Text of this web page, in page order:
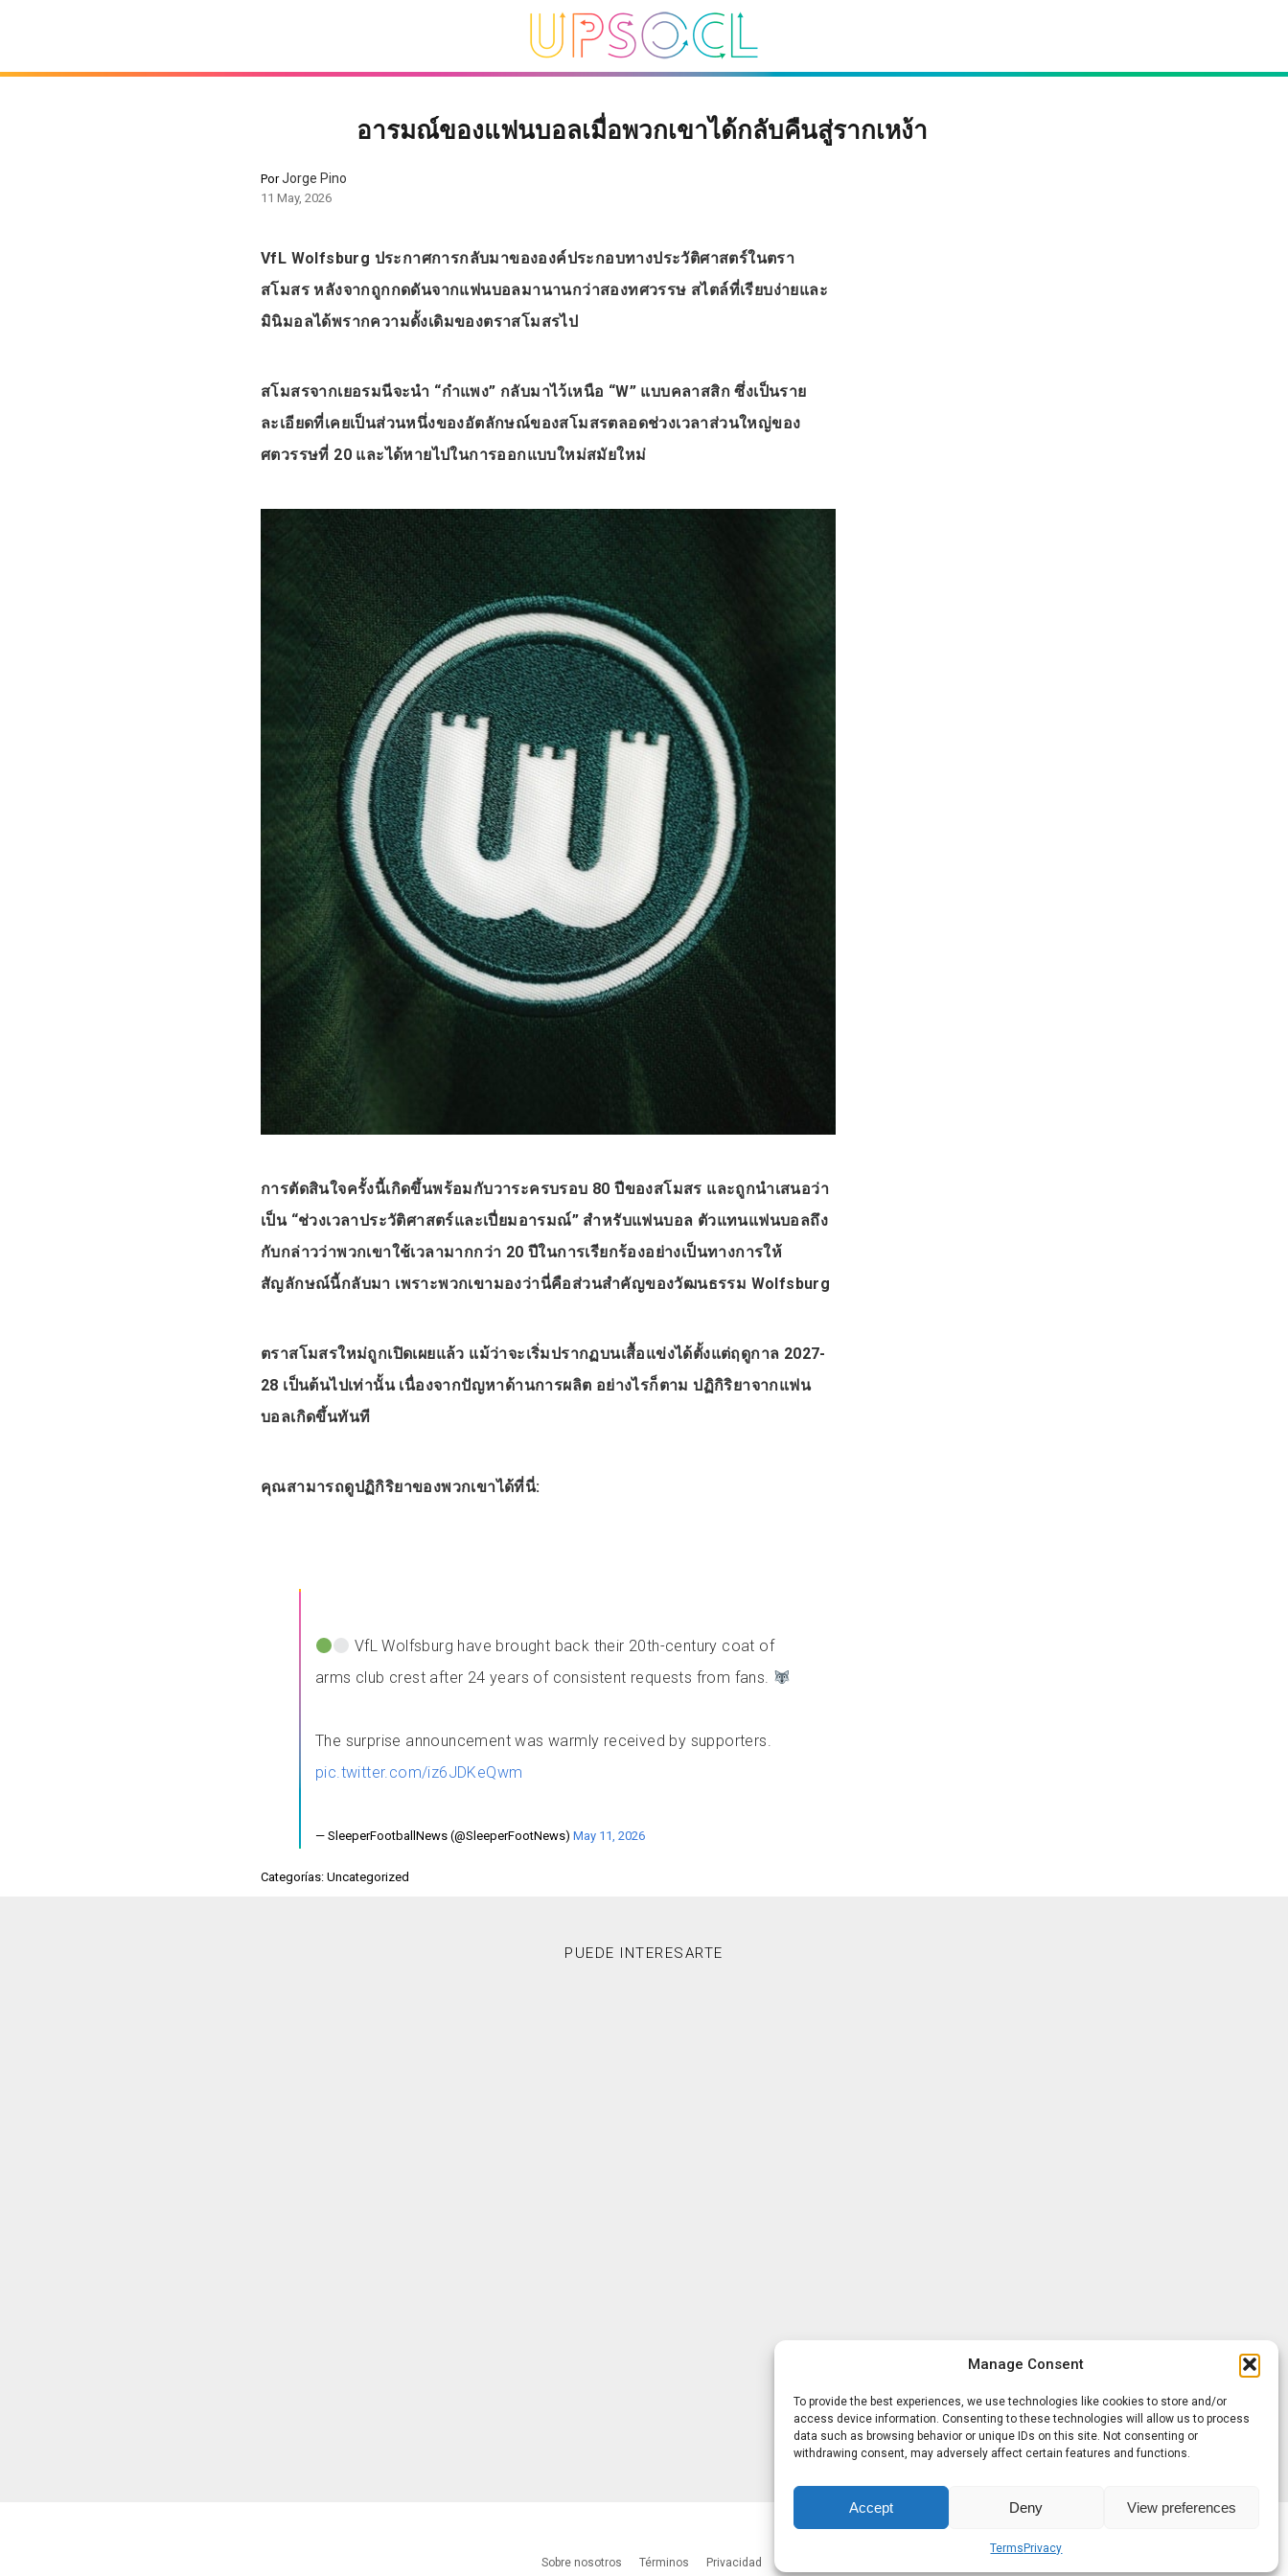
Manage Consent
To provide the best experiences, we use technologies like cookies to store and/or
access device information. Consenting to these technologies will allow us to process
data such as browsing behavior or unique IDs on this site. Not consenting or
withdrawing consent, may adversely affect certain features and functions.
Accept Deny View preferences
Terms Privacy
อารมณ์ของแฟนบอลเมื่อพวกเขาได้กลับคืนสู่รากเหง้า
PorJorge Pino
11 May, 2026
VfL Wolfsburg ประกาศการกลับมาขององค์ประกอบทางประวัติศาสตร์ในตรา
สโมสร หลังจากถูกกดดันจากแฟนบอลมานานกว่าสองทศวรรษ สไตล์ที่เรียบง่ายและ
มินิมอลได้พรากความดั้งเดิมของตราสโมสรไป
สโมสรจากเยอรมนีจะนำ “กำแพง” กลับมาไว้เหนือ “W” แบบคลาสสิก ซึ่งเป็นราย
ละเอียดที่เคยเป็นส่วนหนึ่งของอัตลักษณ์ของสโมสรตลอดช่วงเวลาส่วนใหญ่ของ
ศตวรรษที่ 20 และได้หายไปในการออกแบบใหม่สมัยใหม่
การตัดสินใจครั้งนี้เกิดขึ้นพร้อมกับวาระครบรอบ 80 ปีของสโมสร และถูกนำเสนอว่า
เป็น “ช่วงเวลาประวัติศาสตร์และเปี่ยมอารมณ์” สำหรับแฟนบอล ตัวแทนแฟนบอลถึง
กับกล่าวว่าพวกเขาใช้เวลามากกว่า 20 ปีในการเรียกร้องอย่างเป็นทางการให้
สัญลักษณ์นี้กลับมา เพราะพวกเขามองว่านี่คือส่วนสำคัญของวัฒนธรรม Wolfsburg
ตราสโมสรใหม่ถูกเปิดเผยแล้ว แม้ว่าจะเริ่มปรากฏบนเสื้อแข่งได้ตั้งแต่ฤดูกาล 2027-
28 เป็นต้นไปเท่านั้น เนื่องจากปัญหาด้านการผลิต อย่างไรก็ตาม ปฏิกิริยาจากแฟน
บอลเกิดขึ้นทันที
คุณสามารถดูปฏิกิริยาของพวกเขาได้ที่นี่:
VfL Wolfsburg have brought back their 20th-century coat of
arms club crest after 24 years of consistent requests from fans.
The surprise announcement was warmly received by supporters.
pic.twitter.com/iz6JDKeQwm
— SleeperFootballNews (@SleeperFootNews) May 11, 2026
Categorías: Uncategorized
PUEDE INTERESARTE
Sobre nosotros Términos Privacidad